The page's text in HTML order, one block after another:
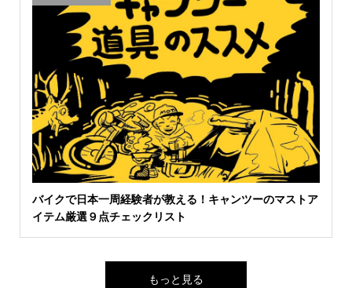
バイクで日本一周経験者が教える！キャンツーのマストア
イテム厳選９点チェックリスト
もっと見る